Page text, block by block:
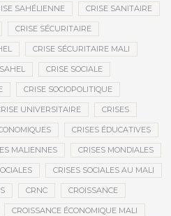
SAHÉLIENNE CRISE SANITAIRE
CRISE SÉCURITAIRE
CRISE SÉCURITAIRE MALI
CRISE SOCIALE
CRISE SOCIOPOLITIQUE
UNIVERSITAIRE CRISES
CRISES ÉDUCATIVES
MALIENNES CRISES MONDIALES
CRISES SOCIALES AU MALI
CRNC CROISSANCE
CROISSANCE ÉCONOMIQUE MALI